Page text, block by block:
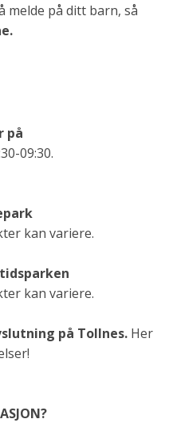
melde på ditt barn, så
på
09:30.
kan variere.
kan variere.
på Tollnes. Her